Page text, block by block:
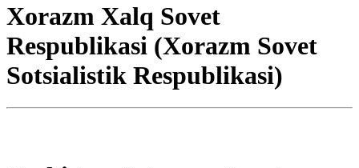
Xorazm Xalq Sovet
Respublikasi (Xorazm Sovet
Sotsialistik Respublikasi)